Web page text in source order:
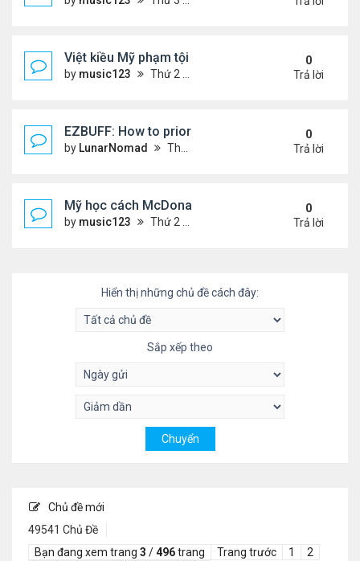
Việt kiều Mỹ phạm tội rất nhỏ cũng bị trục xuất về
by music123 Thứ 2 Tháng 6 29, 2026 8:05 pm
0
Trả lời
EZBUFF: How to prioritize event rewards after
by LunarNomad Thứ 2 Tháng 6 29, 2026 7:55 pm
0
Trả lời
Mỹ học cách McDonald's làm tên lửa hàng loạt
by music123 Thứ 2 Tháng 6 29, 2026 6:41 pm
0
Trả lời
Hiển thị những chủ đề cách đây:
Sắp xếp theo
Chủ đề mới
49541 Chủ Đề
Bạn đang xem trang 3 /496trang Trang trước 1
2